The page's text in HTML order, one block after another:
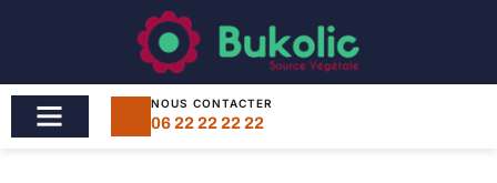
NOUS CONTACTER
06 22 22 22 22